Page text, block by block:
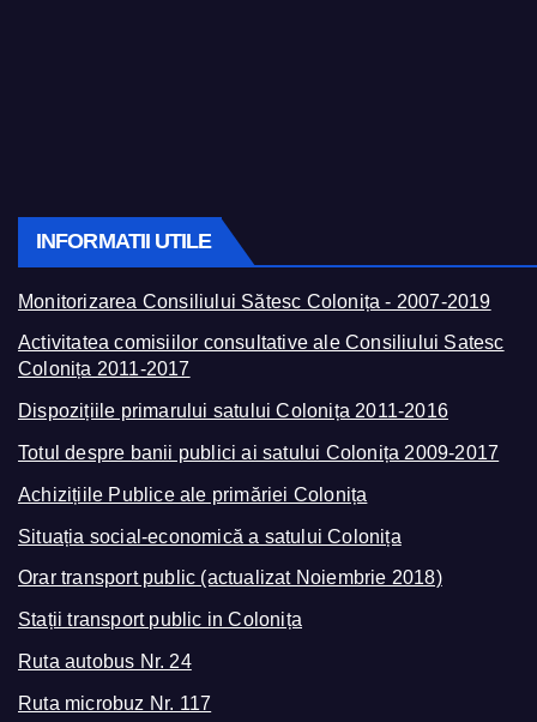
INFORMATII UTILE
Monitorizarea Consiliului Sătesc Colonița - 2007-2019
Activitatea comisiilor consultative ale Consiliului Satesc
Colonița 2011-2017
Dispozițiile primarului satului Colonița 2011-2016
Totul despre banii publici ai satului Colonița 2009-2017
Achizițiile Publice ale primăriei Colonița
Situația social-economică a satului Colonița
Orar transport public (actualizat Noiembrie 2018)
Stații transport public in Colonița
Ruta autobus Nr. 24
Ruta microbuz Nr. 117